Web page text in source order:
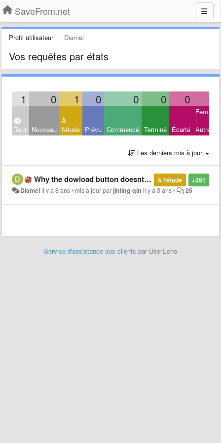
SaveFrom.net
Profil utilisateur Diamel
Vos requêtes par états
1 0 1 0 0 0 0 0
Tout Nouveau
À
l'étude Prévu Commencé Terminé Écarté
Fermé
:
Autres
Les derniers mis à jour
+381
À l'étude
Why the dowload button doesnt appear on the opened Youtube video
Diamelil y a 8 ans• mis à jour par jinling qin il y a 3 ans• 25
Service d'assistance aux clients par UserEcho